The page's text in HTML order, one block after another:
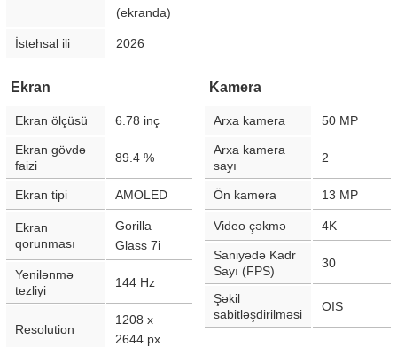
(ekranda)
İstehsal ili 2026
Ekran
Ekran ölçüsü 6.78 inç
Ekran gövdə
faizi
89.4 %
Ekran tipi AMOLED
Ekran
qorunması
Gorilla
Glass 7i
Yenilənmə
tezliyi
144 Hz
Resolution
1208 x
2644 px
Kamera
Arxa kamera 50 MP
Arxa kamera
sayı
2
Ön kamera 13 MP
Video çəkmə 4K
Saniyədə Kadr
Sayı (FPS)
30
Şəkil
sabitləşdirilməsi
OIS